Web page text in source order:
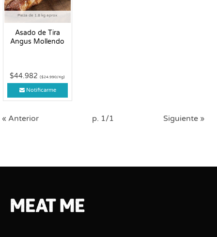
Pieza de 1.8 kg aprox
Asado de Tira
Angus Mollendo
$44.982($24.990/Kg)
Notificarme
« Anterior p. 1/1 Siguiente »